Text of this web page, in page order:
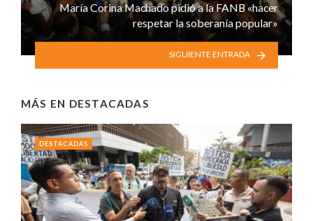
María Corina Machado pidió a la FANB «hacer
respetar la soberanía popular»
SIGUIENTE ENTRADA
MÁS EN DESTACADAS
DESTACADAS